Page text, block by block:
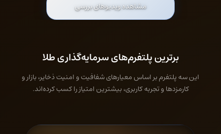
مشاهده ویدیوهای بررسی
برترین پلتفرم‌های سرمایه‌گذاری طلا
این سه پلتفرم بر اساس معیارهای شفافیت و امنیت ذخایر، بازار و
کارمزدها و تجربه کاربری، بیشترین امتیاز را کسب کرده‌اند.